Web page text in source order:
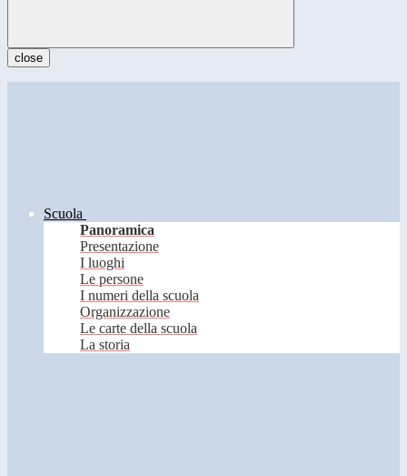
close
Scuola
Panoramica
Presentazione
I luoghi
Le persone
I numeri della scuola
Organizzazione
Le carte della scuola
La storia